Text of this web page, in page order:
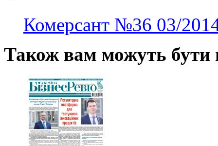
Комерсант №36 03/
Також вам можуть бути